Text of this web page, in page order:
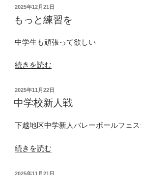
投
稿
日:
2025年12月21日
もっと練習を
中学生も頑張って欲しい
“も
と
練
を”
続きを読む
投
稿
日:
2025年11月22日
中学校新人戦
下越地区中学新人バレーボールフェ
“中
校
続きを読む
投
2025年11月21日